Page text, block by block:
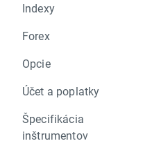
Indexy
Forex
Opcie
Účet a poplatky
Špecifikácia
inštrumentov